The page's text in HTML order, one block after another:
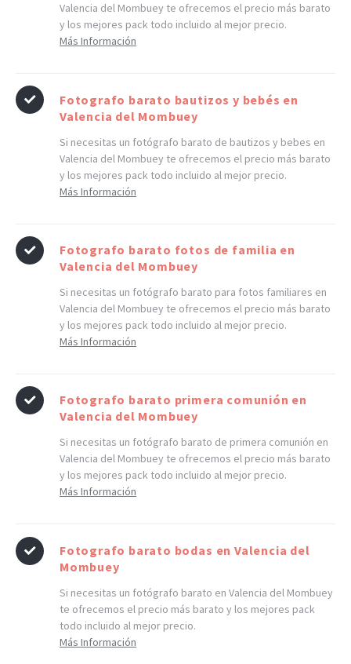
Valencia del Mombuey te ofrecemos el precio más barato
y los mejores pack todo incluido al mejor precio.
Más Información
Fotografo barato bautizos y bebés en
Valencia del Mombuey
Si necesitas un fotógrafo barato de bautizos y bebes en
Valencia del Mombuey te ofrecemos el precio más barato
y los mejores pack todo incluido al mejor precio.
Más Información
Fotografo barato fotos de familia en
Valencia del Mombuey
Si necesitas un fotógrafo barato para fotos familiares en
Valencia del Mombuey te ofrecemos el precio más barato
y los mejores pack todo incluido al mejor precio.
Más Información
Fotografo barato primera comunión en
Valencia del Mombuey
Si necesitas un fotógrafo barato de primera comunión en
Valencia del Mombuey te ofrecemos el precio más barato
y los mejores pack todo incluido al mejor precio.
Más Información
Fotografo barato bodas en Valencia del
Mombuey
Si necesitas un fotógrafo barato en Valencia del Mombuey
te ofrecemos el precio más barato y los mejores pack
todo incluido al mejor precio.
Más Información